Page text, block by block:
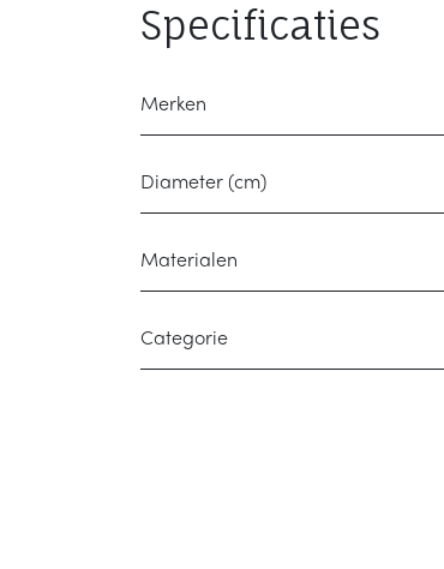
Specificaties
Merken
Diameter (cm)
Materialen
Categorie